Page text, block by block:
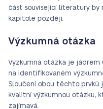
část související literatury by
kapitole později.
Výzkumná otázka
Výzkumná otázka je
na identifikovaném
Sloučení obou těchto prvků
kvalitní výzkumnou otázku,
zajímavá.